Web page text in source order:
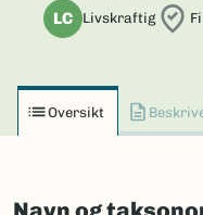
LC Livskraftig
Oversikt